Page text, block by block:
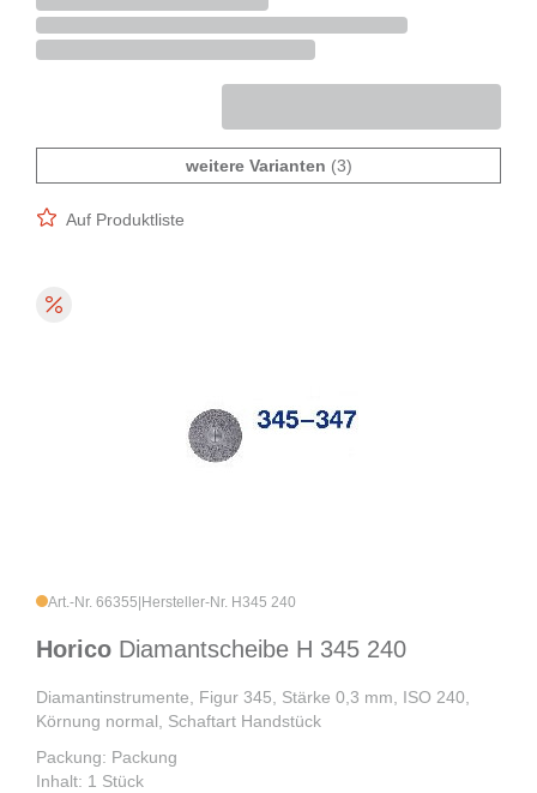
weitere Varianten (3)
Auf Produktliste
Art.-Nr. 66355 Hersteller-Nr. H345 240
Horico Diamantscheibe H 345 240
Diamantinstrumente, Figur 345, Stärke 0,3 mm, ISO 240,
Körnung normal, Schaftart Handstück
Packung: Packung
Inhalt: 1 Stück